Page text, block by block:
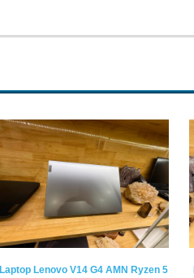
Laptop Lenovo V14 G4 AMN Ryzen 5